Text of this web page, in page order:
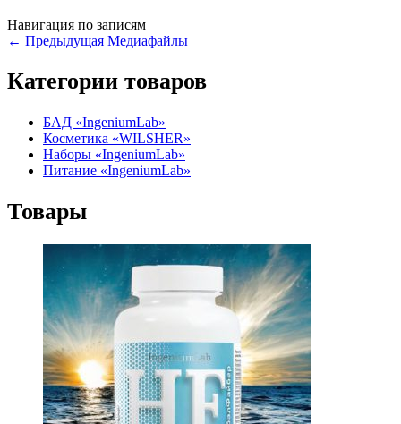
Навигация по записям
← Предыдущая Медиафайлы
Категории товаров
БАД «IngeniumLab»
Косметика «WILSHER»
Наборы «IngeniumLab»
Питание «IngeniumLab»
Товары